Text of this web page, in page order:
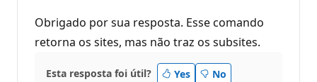
Obrigado por sua resposta. Esse comando
retorna os sites, mas não traz os subsites.
Esta resposta foi útil? Yes No